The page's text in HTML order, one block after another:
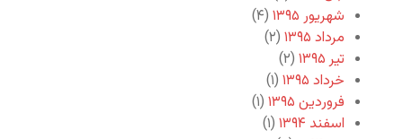
شهریور ۱۳۹۵
(۴)
مرداد ۱۳۹۵
(۲)
تیر ۱۳۹۵
(۲)
خرداد ۱۳۹۵
(۱)
فروردین ۱۳۹۵
(۱)
اسفند ۱۳۹۴
(۱)